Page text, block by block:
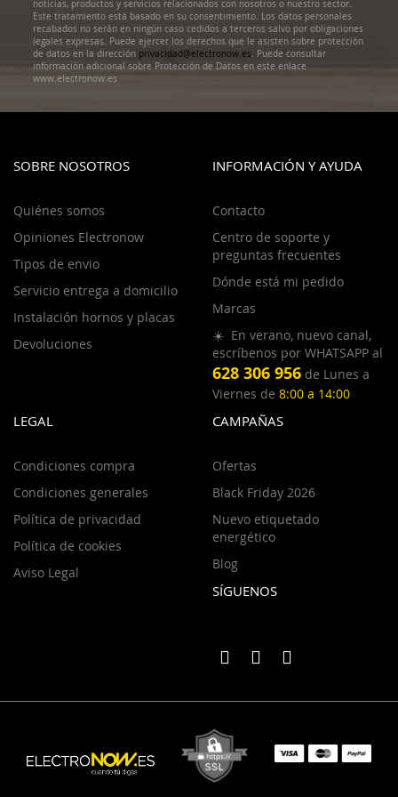
noticias, productos y servicios relacionados con nosotros o nuestro sector.
Este tratamiento está basado en su consentimiento. Los datos personales
recabados no serán en ningún caso cedidos a terceros salvo por obligaciones
legales expresas. Puede ejercer los derechos que le asisten sobre protección
de datos en la dirección privacidad@electronow.es. Puede consultar
información adicional sobre Protección de Datos en este enlace
www.electronow.es
SOBRE NOSOTROS
Quiénes somos
Opiniones Electronow
Tipos de envio
Servicio entrega a domicilio
Instalación hornos y placas
Devoluciones
INFORMACIÓN Y AYUDA
Contacto
Centro de soporte y
preguntas frecuentes
Dónde está mi pedido
Marcas
☀️ En verano, nuevo canal,
escríbenos por WHATSAPP al
628 306 956 de Lunes a
Viernes de 8:00 a 14:00
LEGAL
Condiciones compra
Condiciones generales
Política de privacidad
Política de cookies
Aviso Legal
CAMPAÑAS
Ofertas
Black Friday 2026
Nuevo etiquetado
energético
Blog
SÍGUENOS